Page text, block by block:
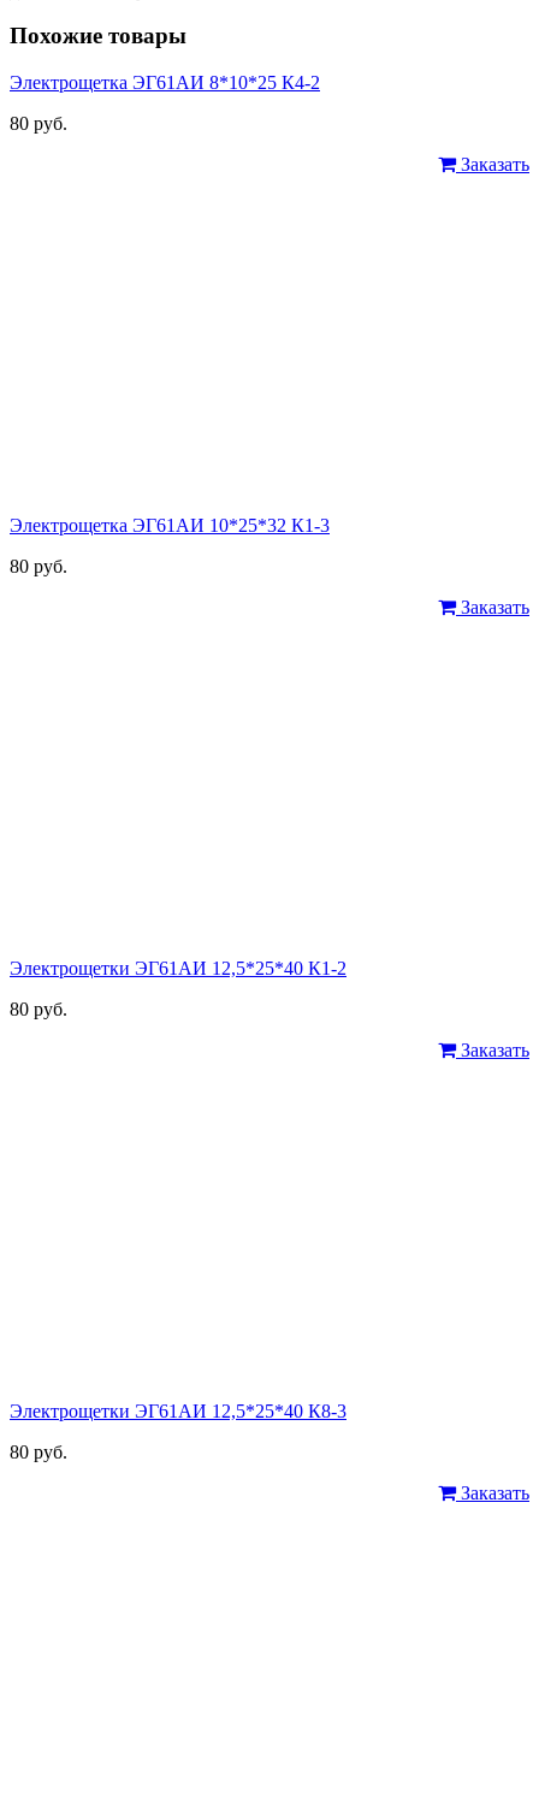
Похожие товары
Электрощетка ЭГ61АИ 8*10*25 К4-2
80 руб.
Заказать
Электрощетка ЭГ61АИ 10*25*32 К1-3
80 руб.
Заказать
Электрощетки ЭГ61АИ 12,5*25*40 К1-2
80 руб.
Заказать
Электрощетки ЭГ61АИ 12,5*25*40 К8-3
80 руб.
Заказать